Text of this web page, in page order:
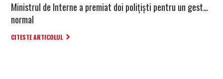
Ministrul de Interne a premiat doi polițiști pentru un gest…
normal
CITESTE ARTICOLUL